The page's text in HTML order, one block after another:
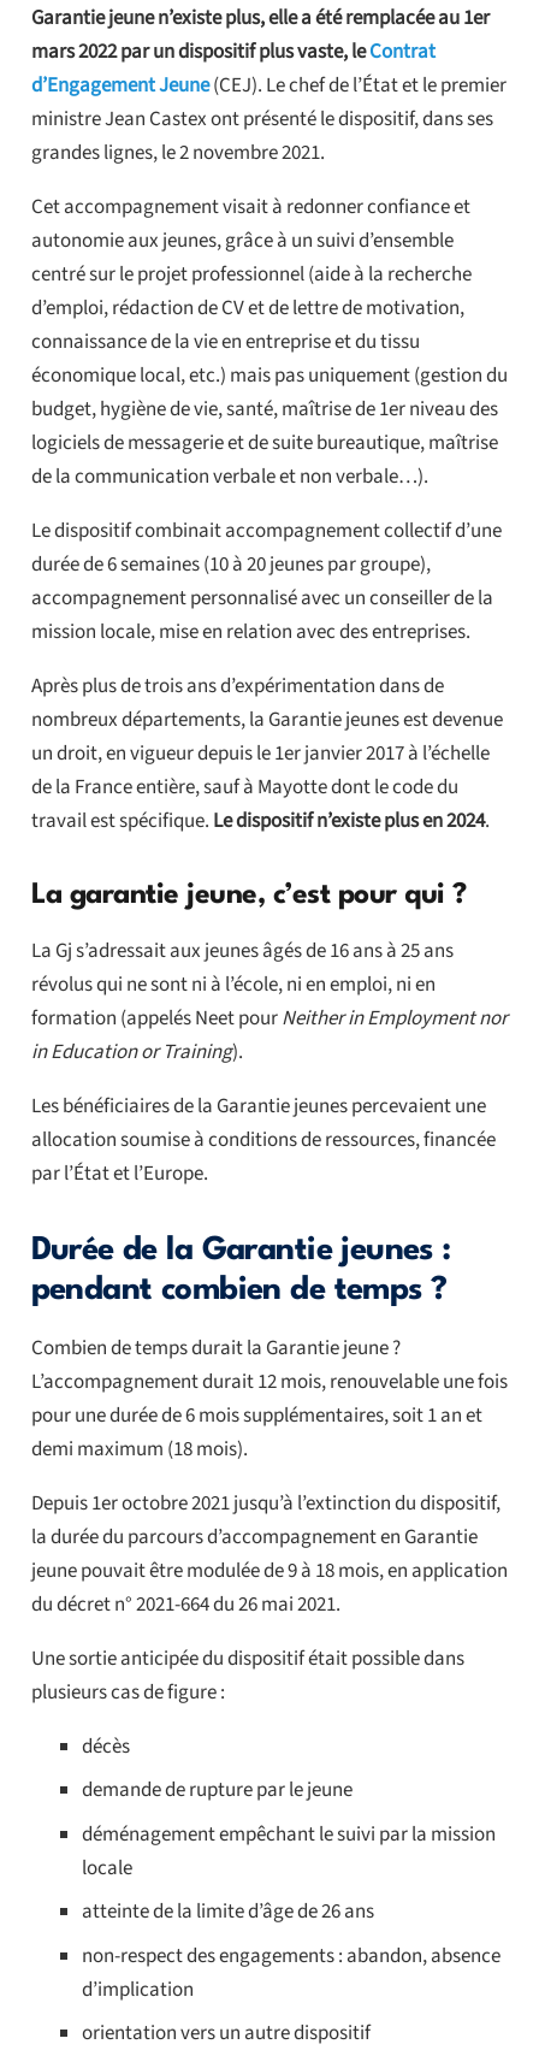
Garantie jeune n’existe plus, elle a été remplacée au 1er
mars 2022 par un dispositif plus vaste, leContrat
d’Engagement Jeune(CEJ). Le chef de l’État et le premier
ministre Jean Castex ont présenté le dispositif, dans ses
grandes lignes, le 2 novembre 2021.
Cet accompagnement visait à redonner confiance et
autonomie aux jeunes, grâce à un suivi d’ensemble
centré sur le projet professionnel (aide à la recherche
d’emploi, rédaction de CV et de lettre de motivation,
connaissance de la vie en entreprise et du tissu
économique local, etc.) mais pas uniquement (gestion du
budget, hygiène de vie, santé, maîtrise de 1er niveau des
logiciels de messagerie et de suite bureautique, maîtrise
de la communication verbale et non verbale…).
Le dispositif combinait accompagnement collectif d’une
durée de 6 semaines (10 à 20 jeunes par groupe),
accompagnement personnalisé avec un conseiller de la
mission locale, mise en relation avec des entreprises.
Après plus de trois ans d’expérimentation dans de
nombreux départements, la Garantie jeunes est devenue
un droit, en vigueur depuis le 1er janvier 2017 à l’échelle
de la France entière, sauf à Mayotte dont le code du
travail est spécifique. Le dispositif n’existe plus en 2024.
La garantie jeune, c’est pour qui ?
La Gj s’adressait aux jeunes âgés de 16 ans à 25 ans
révolus qui ne sont ni à l’école, ni en emploi, ni en
formation (appelés Neet pourNeither in Employment nor
in Education or Training).
Les bénéficiaires de la Garantie jeunes percevaient une
allocation soumise à conditions de ressources, financée
par l’État et l’Europe.
Durée de la Garantie jeunes :
pendant combien de temps ?
Combien de temps durait la Garantie jeune ?
L’accompagnement durait 12 mois, renouvelable une fois
pour une durée de 6 mois supplémentaires, soit 1 an et
demi maximum (18 mois).
Depuis 1er octobre 2021 jusqu’à l’extinction du dispositif,
la durée du parcours d’accompagnement en Garantie
jeune pouvait être modulée de 9 à 18 mois, en application
du décret n° 2021-664 du 26 mai 2021.
Une sortie anticipée du dispositif était possible dans
plusieurs cas de figure :
décès
demande de rupture par le jeune
déménagement empêchant le suivi par la mission
locale
atteinte de la limite d’âge de 26 ans
non-respect des engagements : abandon, absence
d’implication
orientation vers un autre dispositif